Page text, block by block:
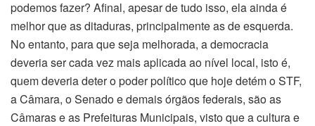
podemos fazer? Afinal, apesar de tudo isso, ela ainda é
melhor que as ditaduras, principalmente as de esquerda.
No entanto, para que seja melhorada, a democracia
deveria ser cada vez mais aplicada ao nível local, isto é,
quem deveria deter o poder político que hoje detém o STF,
a Câmara, o Senado e demais órgãos federais, são as
Câmaras e as Prefeituras Municipais, visto que a cultura e